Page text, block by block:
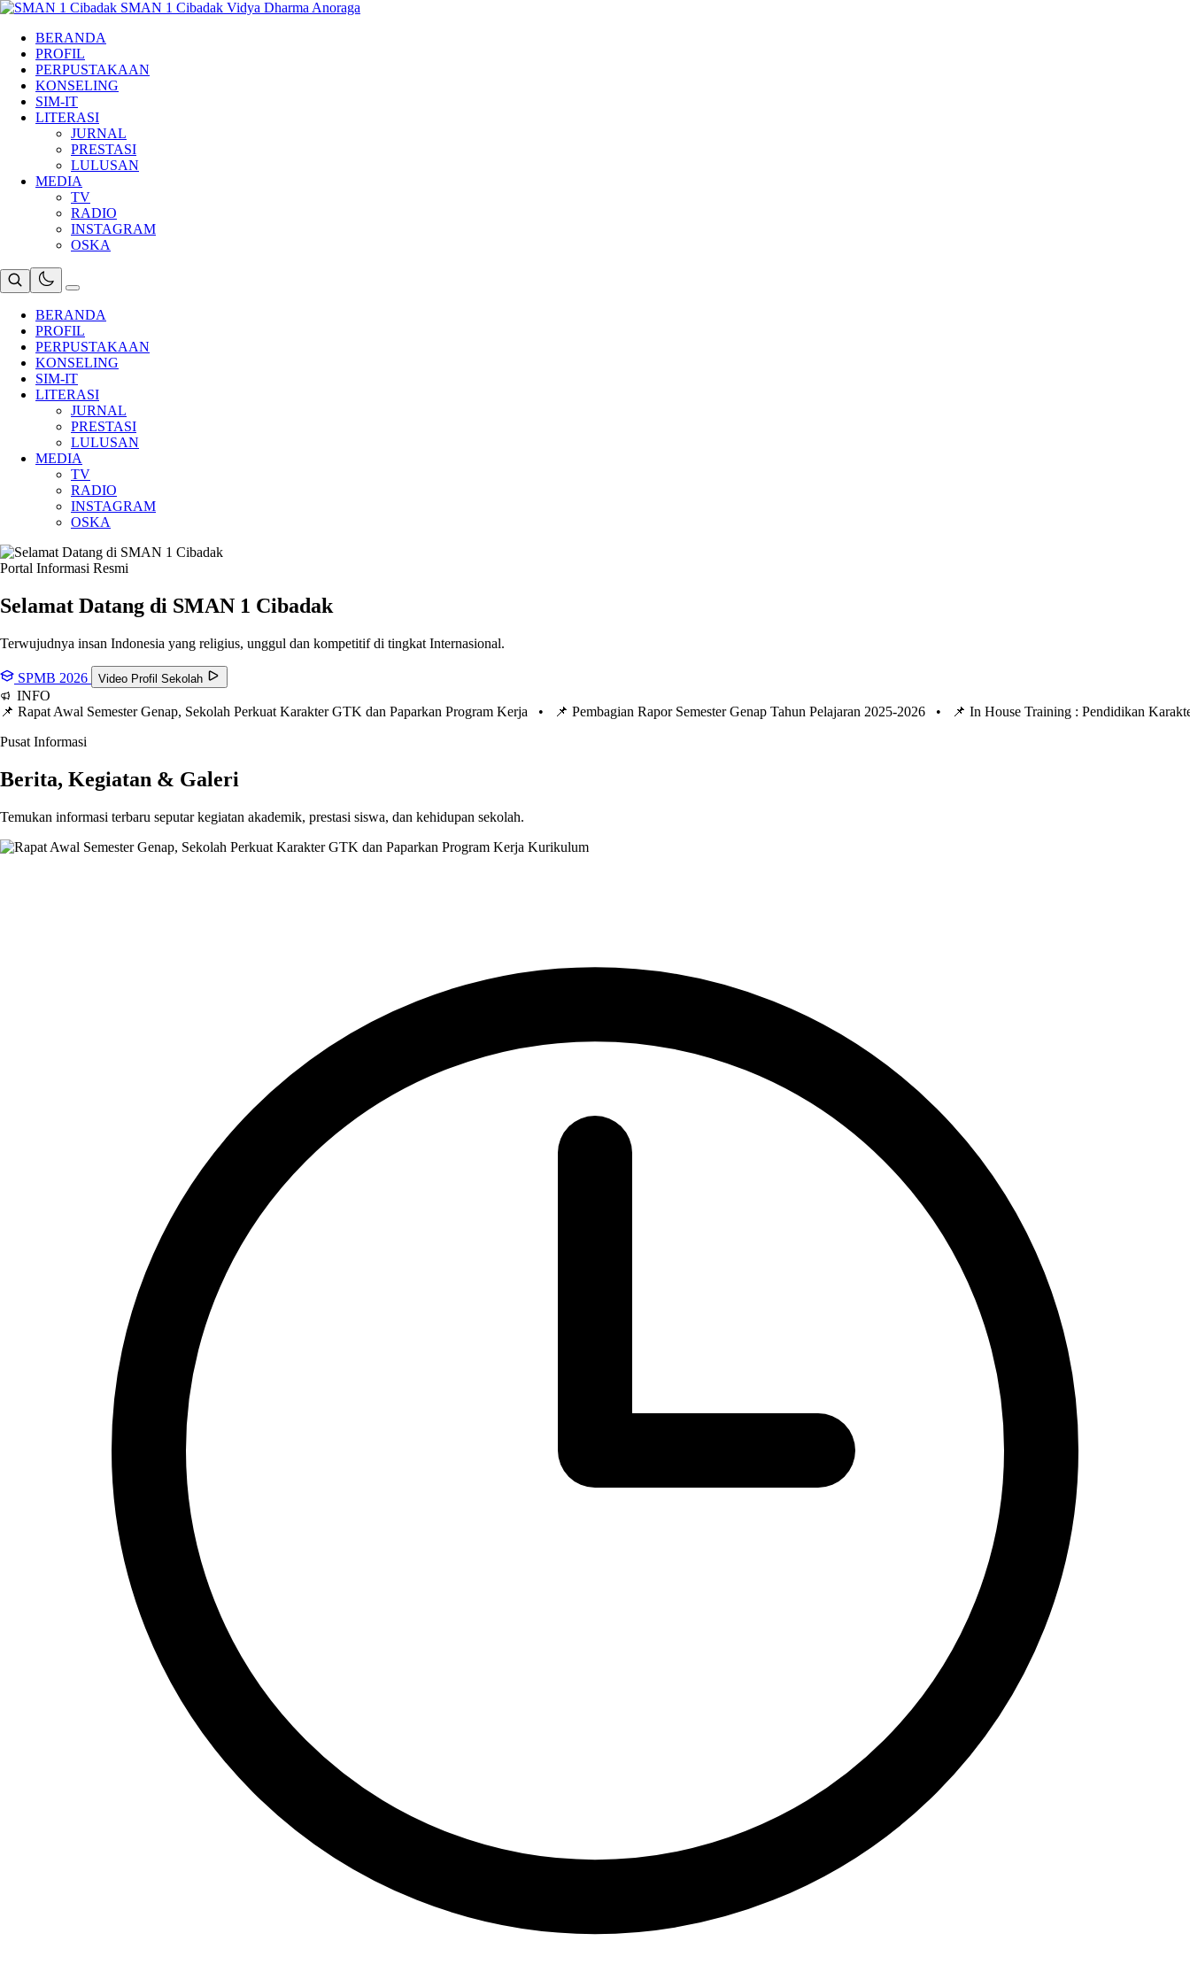
Skip
content
SMAN 1 Cibadak Vidya Dharma Anoraga
BERANDA
PROFIL
PERPUSTAKAAN
KONSELING
SIM-IT
LITERASI
JURNAL
PRESTASI
LULUSAN
MEDIA
TV
RADIO
INSTAGRAM
OSKA
BERANDA
PROFIL
PERPUSTAKAAN
KONSELING
SIM-IT
LITERASI
JURNAL
PRESTASI
LULUSAN
MEDIA
TV
RADIO
INSTAGRAM
OSKA
Portal Informasi Resmi
Selamat Datang di SMAN 1 Cibadak
Terwujudnya insan Indonesia yang religius, unggul dan kompetitif di tingkat Internasional.
SPMB 2026 Video Profil Sekolah
INFO
📌 Rapat Awal Semester Genap, Sekolah Perkuat Karakter GTK dan Paparkan Program Kerja •
📌 Pembagian Rapor Semester Genap Tahun Pelajaran 2025-2026 •
📌 In House Training : Pendidikan
Pusat Informasi
Berita, Kegiatan & Galeri
Temukan informasi terbaru seputar kegiatan akademik, prestasi siswa, dan kehidupan sekolah.
Kurikulum